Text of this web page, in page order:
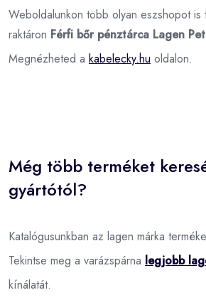
Weboldalunkon több olyan eszshopot is
raktáron Férfi bőr pénztárca Lagen
Megnézheted a kabelecky.hu oldalon.
Még több terméket
gyártótól?
Katalógusunkban az lagen márka
Tekintse meg a varázspárna legjobb
kínálatát.